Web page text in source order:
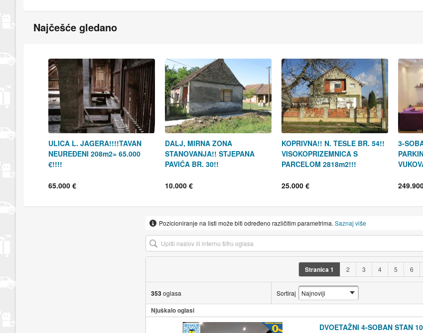
Najčešće gledano
ULICA L. JAGERA!!!!TAVAN
NEUREĐENI 208m2= 65.000
€!!!!
65.000 €
DALJ, MIRNA ZONA
STANOVANJA!! STJEPANA
PAVIĆA BR. 30!!
10.000 €
KOPRIVNA!! N. TESLE BR. 54!!
VISOKOPRIZEMNICA S
PARCELOM 2818m2!!!
25.000 €
3-
Pozicioniranje na listi može biti određeno različitim parametrima.Saznaj više
Stranica1 2 3 4 5 6
353oglasa Sortiraj
Njuškalo oglasi
DVOETAŽNI 4-SOBAN STAN